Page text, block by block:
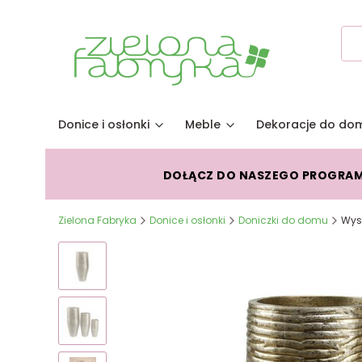
Donice i osłonki Meble Dekoracje do
DOŁĄCZ DO NASZEGO
Zielona Fabryka Donice i osłonki Doniczki do domu